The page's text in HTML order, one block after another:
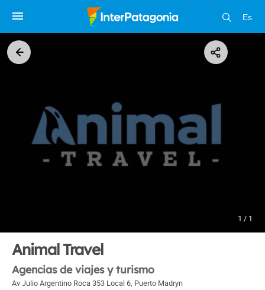
Es
1 / 1
Animal Travel
Agencias de viajes y turismo
Av Julio Argentino Roca 353 Local 6, Puerto Madryn